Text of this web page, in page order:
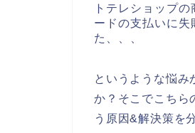
トテレショップ
ードの支払いに失
た、、、
というような悩み
か？そこでこちら
う原因&解決策を